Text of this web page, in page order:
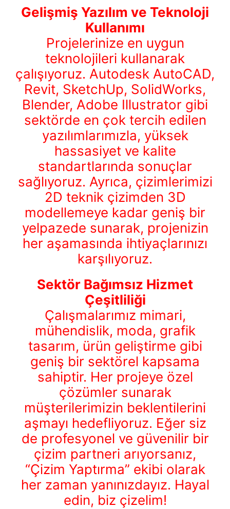
Gelişmiş Yazılım ve Teknoloji
Kullanımı
Projelerinize en uygun
teknolojileri kullanarak
çalışıyoruz. Autodesk AutoCAD,
Revit, SketchUp, SolidWorks,
Blender, Adobe Illustrator gibi
sektörde en çok tercih edilen
yazılımlarımızla, yüksek
hassasiyet ve kalite
standartlarında sonuçlar
sağlıyoruz. Ayrıca, çizimlerimizi
2D teknik çizimden 3D
modellemeye kadar geniş bir
yelpazede sunarak, projenizin
her aşamasında ihtiyaçlarınızı
karşılıyoruz.
Sektör Bağımsız Hizmet
Çeşitliliği
Çalışmalarımız mimari,
mühendislik, moda, grafik
tasarım, ürün geliştirme gibi
geniş bir sektörel kapsama
sahiptir. Her projeye özel
çözümler sunarak
müşterilerimizin beklentilerini
aşmayı hedefliyoruz. Eğer siz
de profesyonel ve güvenilir bir
çizim partneri arıyorsanız,
“Çizim Yaptırma” ekibi olarak
her zaman yanınızdayız. Hayal
edin, biz çizelim!